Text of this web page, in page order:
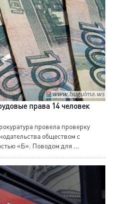
права 14 человек
провела проверку
обществом с
«Б». Поводом для ...